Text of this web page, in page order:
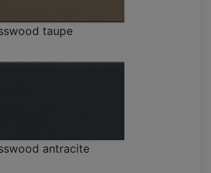
taupe
antracite